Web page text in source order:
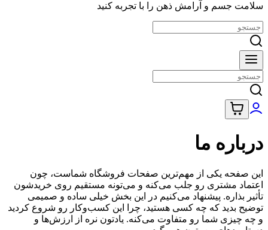
سلامت جسم و آرامش ذهن را با تجربه کنید
درباره ما
این صفحه یکی از مهم‌ترین صفحات فروشگاه شماست، چون
اعتماد مشتری رو جلب می‌کنه و می‌تونه مستقیم روی خریدشون
تأثیر بذاره. پیشنهاد می‌کنیم در این بخش خیلی ساده و صمیمی
توضیح بدید که چه کسی هستید، چرا این کسب‌وکار رو شروع کردید
و چه چیزی شما رو متفاوت می‌کنه. یادتون نره از ارزش‌ها و